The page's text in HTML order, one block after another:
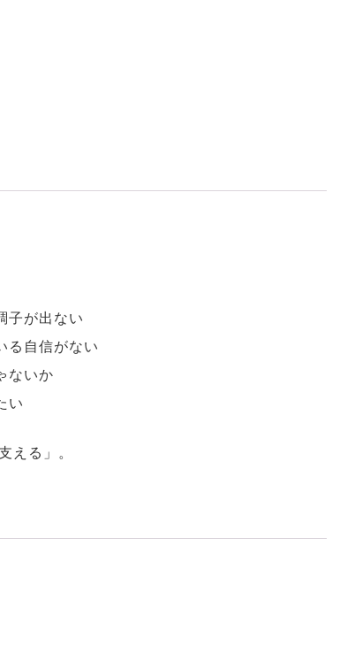
子が出ない
る自信がない
ないか
い
える」。